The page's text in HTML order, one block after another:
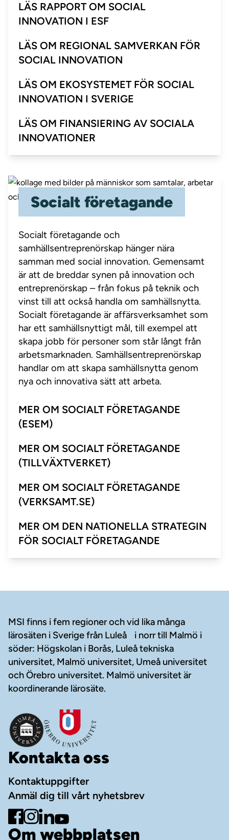
LÄS RAPPORT OM SOCIAL
INNOVATION I ESF
LÄS OM REGIONAL SAMVERKAN FÖR
SOCIAL INNOVATION
LÄS OM EKOSYSTEMET FÖR SOCIAL
INNOVATION I SVERIGE
LÄS OM FINANSIERING AV SOCIALA
INNOVATIONER
Socialt företagande
Socialt företagande och
samhällsentreprenörskap hänger nära
samman med social innovation. Gemensamt
är att de breddar synen på innovation och
entreprenörskap – från fokus på teknik och
vinst till att också handla om samhällsnytta.
Socialt företagande är affärsverksamhet som
har ett samhällsnyttigt mål, till exempel att
skapa jobb för personer som står långt från
arbetsmarknaden. Samhällsentreprenörskap
handlar om att skapa samhällsnytta genom
nya och innovativa sätt att arbeta.
MER OM SOCIALT FÖRETAGANDE
(ESEM)
MER OM SOCIALT FÖRETAGANDE
(TILLVÄXTVERKET)
MER OM SOCIALT FÖRETAGANDE
(VERKSAMT.SE)
MER OM DEN NATIONELLA STRATEGIN
FÖR SOCIALT FÖRETAGANDE
MSI finns i fem regioner och vid lika många
lärosäten i Sverige från Luleå i norr till Malmö i
söder: Högskolan i Borås, Luleå tekniska
universitet, Malmö universitet, Umeå universitet
och Örebro universitet. Malmö universitet är
koordinerande lärosäte.
Kontakta oss
Kontaktuppgifter
Anmäl dig till vårt nyhetsbrev
Gå till Facebook
Gå till Instagram
Gå till LinkedIn
Gå till YouTube
Om webbplatsen